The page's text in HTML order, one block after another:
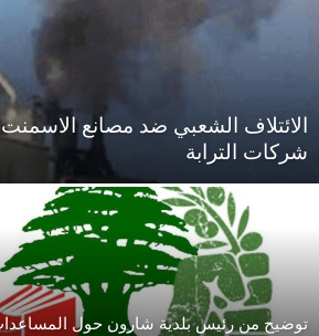
الائتلاف الشعبي ضد مصانع
شركات الترابة
توضيح من رئيس بلدية شارون حول